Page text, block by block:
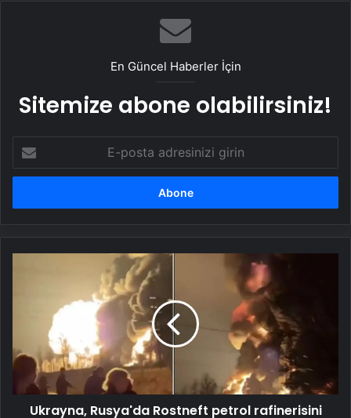
En Güncel Haberler İçin
Sitemize abone olabilirsiniz!
posta
adresinizi
rafinerisini
dronla
vurdu
Ukrayna, Rusya'da Rostneft petrol rafinerisini